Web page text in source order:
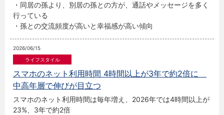
・同居の孫より、別居の孫との方が、通話やメッセージを多く
行っている
・孫との交流頻度が高いと幸福感が高い傾向
2026/06/15
スマホのネット利用時間 4時間以上が3年で約2倍に
中高年層で伸びが目立つ
スマホのネット利用時間は毎年増え、2026年では4時間以上が
23%、3年で約2倍